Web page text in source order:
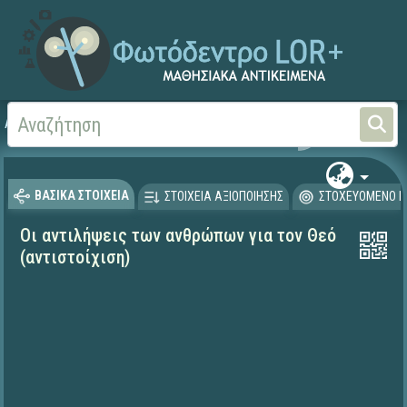
Αρχική
ΒΑΣΙΚΑ ΣΤΟΙΧΕΙΑ ΣΤΟΙΧΕΙΑ ΑΞΙΟΠΟΙΗΣΗΣ ΣΤΟΧΕΥΟΜΕΝΟ
Οι αντιλήψεις των ανθρώπων για τον Θεό
(αντιστοίχιση)